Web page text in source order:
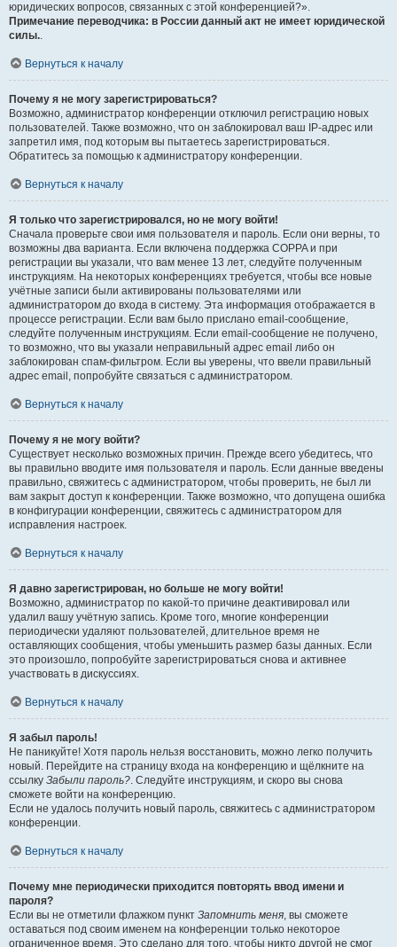
юридических вопросов, связанных с этой конференцией?».
Примечание переводчика: в России данный акт не имеет юридической
силы..
Вернуться к началу
Почему я не могу зарегистрироваться?
Возможно, администратор конференции отключил регистрацию новых
пользователей. Также возможно, что он заблокировал ваш IP-адрес или
запретил имя, под которым вы пытаетесь зарегистрироваться.
Обратитесь за помощью к администратору конференции.
Вернуться к началу
Я только что зарегистрировался, но не могу войти!
Сначала проверьте свои имя пользователя и пароль. Если они верны, то
возможны два варианта. Если включена поддержка COPPA и при
регистрации вы указали, что вам менее 13 лет, следуйте полученным
инструкциям. На некоторых конференциях требуется, чтобы все новые
учётные записи были активированы пользователями или
администратором до входа в систему. Эта информация отображается в
процессе регистрации. Если вам было прислано email-сообщение,
следуйте полученным инструкциям. Если email-сообщение не получено,
то возможно, что вы указали неправильный адрес email либо он
заблокирован спам-фильтром. Если вы уверены, что ввели правильный
адрес email, попробуйте связаться с администратором.
Вернуться к началу
Почему я не могу войти?
Существует несколько возможных причин. Прежде всего убедитесь, что
вы правильно вводите имя пользователя и пароль. Если данные введены
правильно, свяжитесь с администратором, чтобы проверить, не был ли
вам закрыт доступ к конференции. Также возможно, что допущена ошибка
в конфигурации конференции, свяжитесь с администратором для
исправления настроек.
Вернуться к началу
Я давно зарегистрирован, но больше не могу войти!
Возможно, администратор по какой-то причине деактивировал или
удалил вашу учётную запись. Кроме того, многие конференции
периодически удаляют пользователей, длительное время не
оставляющих сообщения, чтобы уменьшить размер базы данных. Если
это произошло, попробуйте зарегистрироваться снова и активнее
участвовать в дискуссиях.
Вернуться к началу
Я забыл пароль!
Не паникуйте! Хотя пароль нельзя восстановить, можно легко получить
новый. Перейдите на страницу входа на конференцию и щёлкните на
ссылку Забыли пароль?. Следуйте инструкциям, и скоро вы снова
сможете войти на конференцию.
Если не удалось получить новый пароль, свяжитесь с администратором
конференции.
Вернуться к началу
Почему мне периодически приходится повторять ввод имени и
пароля?
Если вы не отметили флажком пункт Запомнить меня, вы сможете
оставаться под своим именем на конференции только некоторое
ограниченное время. Это сделано для того, чтобы никто другой не смог